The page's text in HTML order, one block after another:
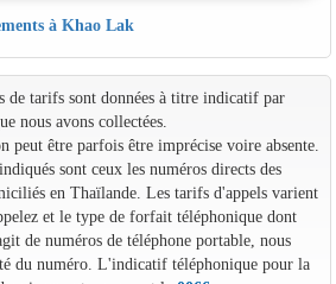
à Khao Lak
de tarifs sont données à titre indicatif par
nous avons collectées.
peut être parfois être imprécise voire absente.
sont ceux les numéros directs des
en Thaïlande. Les tarifs d'appels varient
et le type de forfait téléphonique dont
de numéros de téléphone portable, nous
du numéro. L'indicatif téléphonique pour la